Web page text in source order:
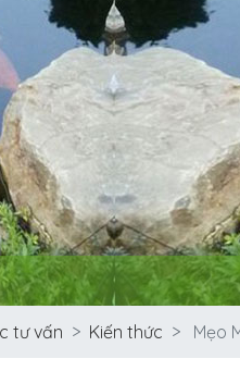
tư vấn Kiến thức Mẹo